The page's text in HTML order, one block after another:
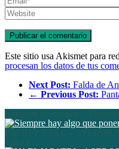
Este sitio usa Akismet para
procesan los datos de tus
Next Post: Falda de
← Previous Post:
Asesoría de imagen –
PATRI Y YAEL –
VIGO